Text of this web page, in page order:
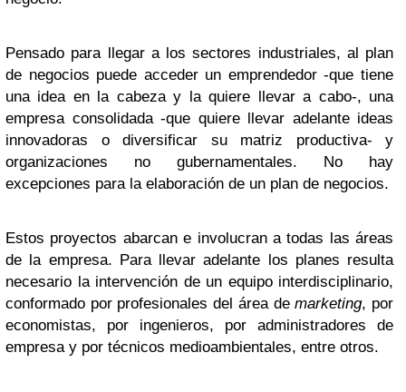
Pensado para llegar a los sectores industriales, al plan
de negocios puede acceder un emprendedor -que tiene
una idea en la cabeza y la quiere llevar a cabo-, una
empresa consolidada -que quiere llevar adelante ideas
innovadoras o diversificar su matriz productiva- y
organizaciones no gubernamentales. No hay
excepciones para la elaboración de un plan de negocios.
Estos proyectos abarcan e involucran a todas las áreas
de la empresa. Para llevar adelante los planes resulta
necesario la intervención de un equipo interdisciplinario,
conformado por profesionales del área demarketing, por
economistas, por ingenieros, por administradores de
empresa y por técnicos medioambientales, entre otros.